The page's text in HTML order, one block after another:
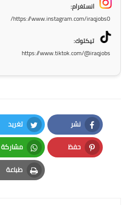
انستغرام:
https://www.instagram.com/iraqjobs0/
تيكتوك:
https://www.tiktok.com/@iraqjobs
نشر
Facebook
تغريد
Twitter
حفظ
Pinterest
مشاركة
Whatsapp
طباعة
Print